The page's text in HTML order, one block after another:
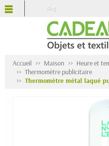
Blog
Accueil Maison
Heure et
Thermomètre publicitaire
Thermomètre métal laqué